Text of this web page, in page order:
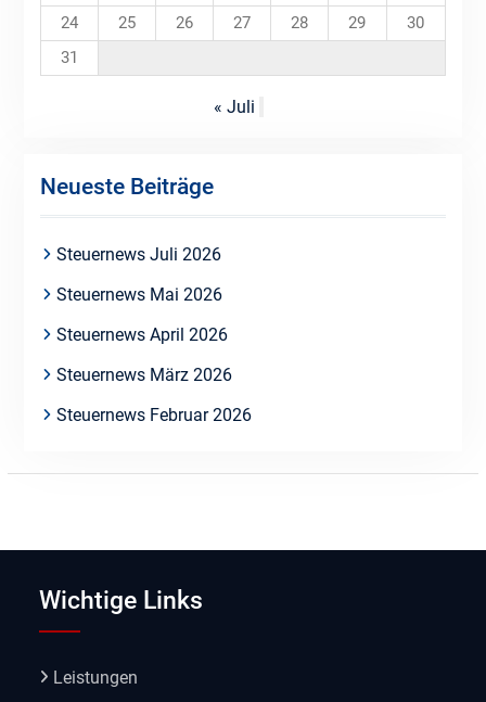
24
25 26 27 28 29
30
31
« Juli
Neueste Beiträge
Steuernews Juli 2026
Steuernews Mai 2026
Steuernews April 2026
Steuernews März 2026
Steuernews Februar 2026
Wichtige Links
Leistungen